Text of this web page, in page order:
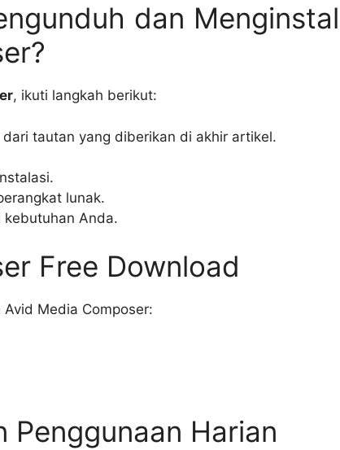
dan Menginstal
, ikuti langkah berikut:
dari tautan yang diberikan di akhir artikel.
lunak.
kebutuhan Anda.
Free Download
Media Composer:
Penggunaan Harian